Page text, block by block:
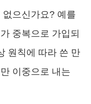
으신가요? 예를
중복으로 가입되
원칙에 따라 쓴 만
이중으로 내는